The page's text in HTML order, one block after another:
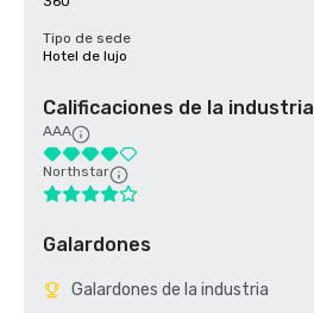
Tipo de sede
Hotel de lujo
Calificaciones de la industria
AAA
Northstar
Galardones
Galardones de la industria